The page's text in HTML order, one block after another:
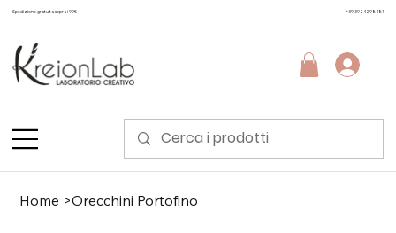
Spedizione gratuita sopra i 99€ +39 3924298481
Home >Orecchini Portofino